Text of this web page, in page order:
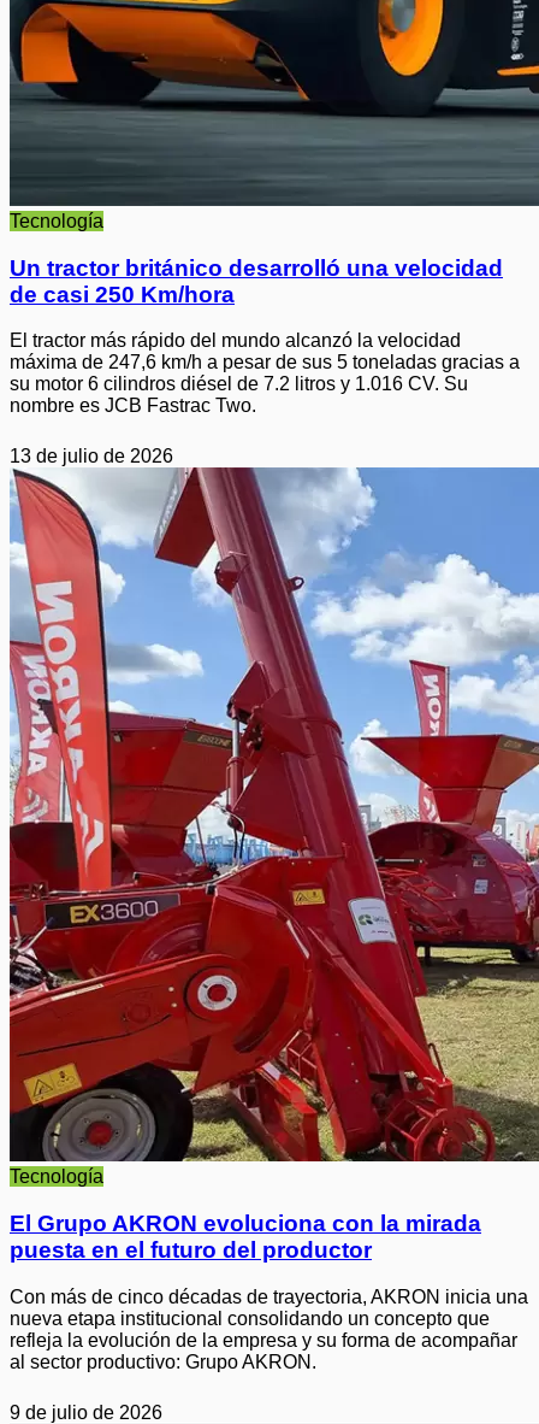
Tecnología
Un tractor británico desarrolló una velocidad
de casi 250 Km/hora
El tractor más rápido del mundo alcanzó la velocidad
máxima de 247,6 km/h a pesar de sus 5 toneladas gracias a
su motor 6 cilindros diésel de 7.2 litros y 1.016 CV. Su
nombre es JCB Fastrac Two.
13 de julio de 2026
Tecnología
El Grupo AKRON evoluciona con la mirada
puesta en el futuro del productor
Con más de cinco décadas de trayectoria, AKRON inicia una
nueva etapa institucional consolidando un concepto que
refleja la evolución de la empresa y su forma de acompañar
al sector productivo: Grupo AKRON.
9 de julio de 2026